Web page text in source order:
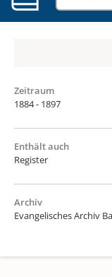
Zeitraum
1884 - 1897
Enthält auch
Register
Archiv
Evangelisches Archiv